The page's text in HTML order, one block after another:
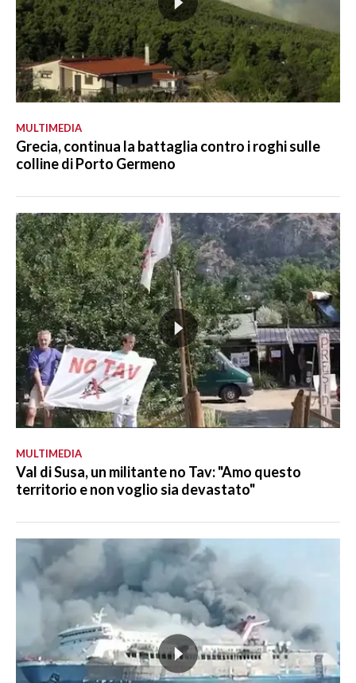
MULTIMEDIA
Grecia, continua la battaglia contro i roghi sulle
colline di Porto Germeno
MULTIMEDIA
Val di Susa, un militante no Tav: "Amo questo
territorio e non voglio sia devastato"